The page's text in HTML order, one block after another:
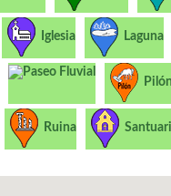
Iglesia Laguna
Paseo Fluvial
Pilón
Ruina